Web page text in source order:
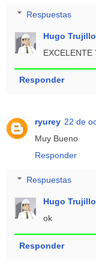
Respuestas
Hugo Trujillo
EXCELENTE
Responder
ryurey 22 de
Muy Bueno
Responder
Respuestas
Hugo Trujillo
ok
Responder